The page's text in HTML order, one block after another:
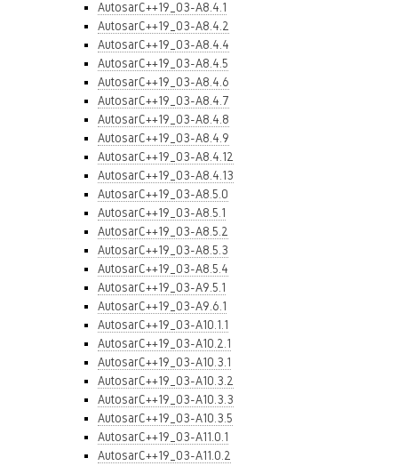
AutosarC++19_03-A8.4.1
AutosarC++19_03-A8.4.2
AutosarC++19_03-A8.4.4
AutosarC++19_03-A8.4.5
AutosarC++19_03-A8.4.6
AutosarC++19_03-A8.4.7
AutosarC++19_03-A8.4.8
AutosarC++19_03-A8.4.9
AutosarC++19_03-A8.4.12
AutosarC++19_03-A8.4.13
AutosarC++19_03-A8.5.0
AutosarC++19_03-A8.5.1
AutosarC++19_03-A8.5.2
AutosarC++19_03-A8.5.3
AutosarC++19_03-A8.5.4
AutosarC++19_03-A9.5.1
AutosarC++19_03-A9.6.1
AutosarC++19_03-A10.1.1
AutosarC++19_03-A10.2.1
AutosarC++19_03-A10.3.1
AutosarC++19_03-A10.3.2
AutosarC++19_03-A10.3.3
AutosarC++19_03-A10.3.5
AutosarC++19_03-A11.0.1
AutosarC++19_03-A11.0.2